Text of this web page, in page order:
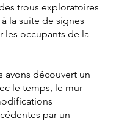
trous exploratoires
la suite de signes
les occupants de la
avons découvert un
le temps, le mur
par un